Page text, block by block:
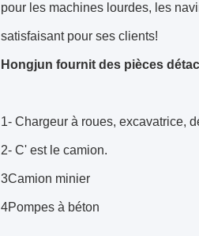
pour les machines lourdes, les
satisfaisant pour ses clients!
Hongjun fournit des pièces
1- Chargeur à roues, excavatrice,
2- C' est le camion.
3Camion minier
4Pompes à béton